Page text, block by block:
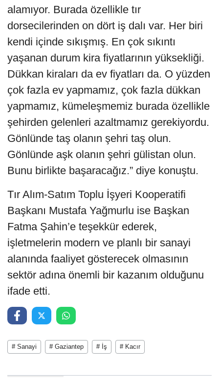
alamıyor. Burada özellikle tır
dorsecilerinden on dört iş dalı var. Her biri
kendi içinde sıkışmış. En çok sıkıntı
yaşanan durum kira fiyatlarının yüksekliği.
Dükkan kiraları da ev fiyatları da. O yüzden
çok fazla ev yapmamız, çok fazla dükkan
yapmamız, kümeleşmemiz burada özellikle
şehirden gelenleri azaltmamız gerekiyordu.
Gönlünde taş olanın şehri taş olun.
Gönlünde aşk olanın şehri gülistan olun.
Bunu birlikte başaracağız.” diye konuştu.
Tır Alım-Satım Toplu İşyeri Kooperatifi
Başkanı Mustafa Yağmurlu ise Başkan
Fatma Şahin’e teşekkür ederek,
işletmelerin modern ve planlı bir sanayi
alanında faaliyet gösterecek olmasının
sektör adına önemli bir kazanım olduğunu
ifade etti.
# Sanayi # Gaziantep # İş # Kacır